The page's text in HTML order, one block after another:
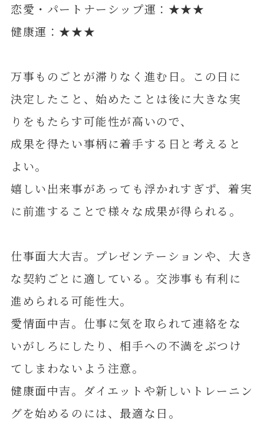
恋愛・パートナーシップ運：★★★
健康運：★★★
万事ものごとが滞りなく進む日。この日に
決定したこと、始めたことは後に大きな実
りをもたらす可能性が高いので、
成果を得たい事柄に着手する日と考えると
よい。
嬉しい出来事があっても浮かれすぎず、着実
に前進することで様々な成果が得られる。
仕事面大大吉。プレゼンテーションや、大き
な契約ごとに適している。交渉事も有利に
進められる可能性大。
愛情面中吉。仕事に気を取られて連絡をな
いがしろにしたり、相手への不満をぶつけ
てしまわないよう注意。
健康面中吉。ダイエットや新しいトレーニン
グを始めるのには、最適な日。